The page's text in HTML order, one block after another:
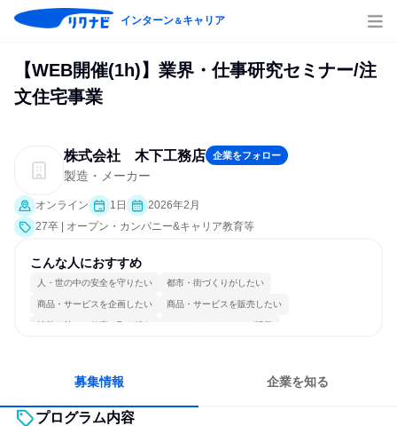
インターン＆キャリア
【WEB開催(1h)】業界・仕事研究セミナー/注
文住宅事業
株式会社 木下工務店 企業をフォロー
製造・メーカー
オンライン 1日
2026年2月
27卒 | オープン・カンパニー&キャリア教育等
こんな人におすすめ
人・世の中の安全を守りたい 都市・街づくりがしたい
商品・サービスを企画したい 商品・サービスを販売したい
情熱を持って仕事に取り組む コミュニケーションが活発
募集情報 企業を知る
プログラム内容